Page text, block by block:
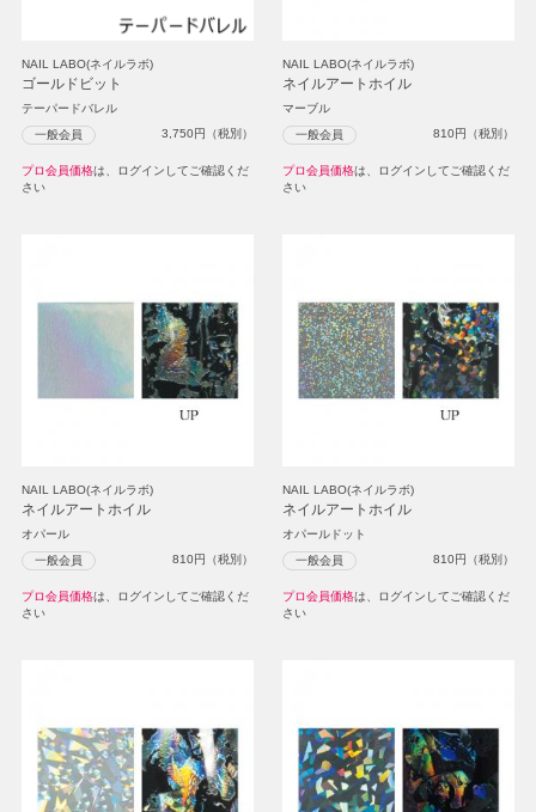
NAIL LABO(ネイルラボ)
ゴールドビット
テーパードバレル
一般会員 3,750円（税別）
プロ会員価格は、ログインしてご確認くだ
さい
NAIL LABO(ネイルラボ)
ネイルアートホイル
マーブル
一般会員 810円（税別）
プロ会員価格は、ログインしてご確認くだ
さい
NAIL LABO(ネイルラボ)
ネイルアートホイル
オパール
一般会員 810円（税別）
プロ会員価格は、ログインしてご確認くだ
さい
NAIL LABO(ネイルラボ)
ネイルアートホイル
オパールドット
一般会員 810円（税別）
プロ会員価格は、ログインしてご確認くだ
さい